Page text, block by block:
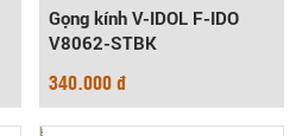
Gọng kính V-IDOL F-IDO
V8062-STBK
340.000 đ